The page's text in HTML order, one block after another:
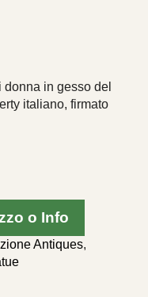
in gesso del
italiano, firmato
o Info
Antiques,